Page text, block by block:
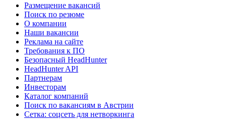
Размещение вакансий
Поиск по резюме
О компании
Наши вакансии
Реклама на сайте
Требования к ПО
Безопасный HeadHunter
HeadHunter API
Партнерам
Инвесторам
Каталог компаний
Поиск по вакансиям в Австрии
Сетка: соцсеть для нетворкинга